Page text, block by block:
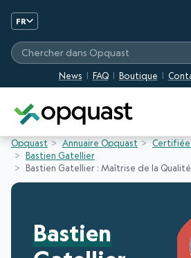
FR
News FAQ Boutique
Chercher dans Opquast
Opquast Annuaire Opquast
Bastien Gatellier
Bastien Gatellier : Maîtrise de la
Bastien